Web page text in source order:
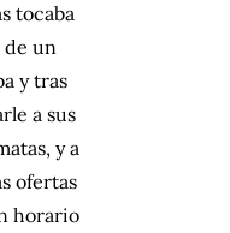
tocaba
de un
y tras
a sus
y a
ofertas
horario